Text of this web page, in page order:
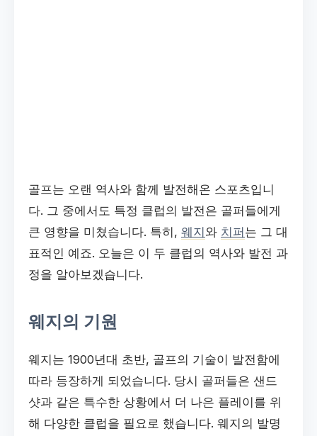
골프는 오랜 역사와 함께 발전해온 스포츠입니
다. 그 중에서도 특정 클럽의 발전은 골퍼들에게
큰 영향을 미쳤습니다. 특히, 웨지 와 치퍼 는 그 대
표적인 예죠. 오늘은 이 두 클럽의 역사와 발전 과
정을 알아보겠습니다.
웨지의 기원
웨지는 1900년대 초반, 골프의 기술이 발전함에
따라 등장하게 되었습니다. 당시 골퍼들은 샌드
샷과 같은 특수한 상황에서 더 나은 플레이를 위
해 다양한 클럽을 필요로 했습니다. 웨지의 발명